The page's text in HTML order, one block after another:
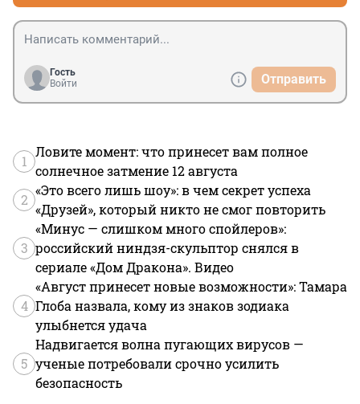
Гость
Войти
Отправить
1
Ловите момент: что принесет вам полное
солнечное затмение 12 августа
2
«Это всего лишь шоу»: в чем секрет успеха
«Друзей», который никто не смог повторить
3
«Минус — слишком много спойлеров»:
российский ниндзя-скульптор снялся в
сериале «Дом Дракона». Видео
4
«Август принесет новые возможности»: Тамара
Глоба назвала, кому из знаков зодиака
улыбнется удача
5
Надвигается волна пугающих вирусов —
ученые потребовали срочно усилить
безопасность